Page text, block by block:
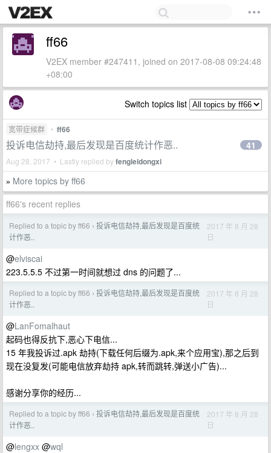
ff66
V2EX member #247411, joined on 2017-08-08 09:24:48
+08:00
Switch topics list
宽带症候群 • ff66
投诉电信劫持,最后发现是百度统计作恶..
Aug 28, 2017 • Lastly replied byfengleidongxi
41
» More topics by ff66
ff66's recent replies
Replied to a topic by ff66 › 投诉电信劫持,最后发现是百度统
计作恶..
2017 年 8 月 28
日
@elviscai
223.5.5.5 不过第一时间就想过 dns 的问题了...
Replied to a topic by ff66 › 投诉电信劫持,最后发现是百度统
计作恶..
2017 年 8 月 28
日
@LanFomalhaut
起码也得反抗下,恶心下电信...
15 年我投诉过.apk 劫持(下载任何后缀为.apk,来个应用宝),那之后到
现在没复发(可能电信放弃劫持 apk,转而跳转,弹送小广告)...
感谢分享你的经历...
Replied to a topic by ff66 › 投诉电信劫持,最后发现是百度统
计作恶..
2017 年 8 月 28
日
@lengxx @wql